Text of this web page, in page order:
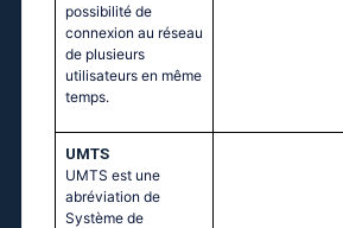
possibilité de
connexion au réseau
de plusieurs
utilisateurs en même
temps.
UMTS
UMTS est une
abréviation de
Système de